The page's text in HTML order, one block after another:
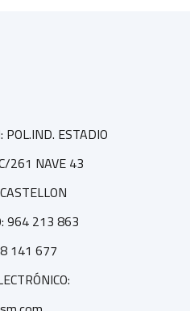
POL.IND. ESTADIO
261 NAVE 43
964 213 863
141 677